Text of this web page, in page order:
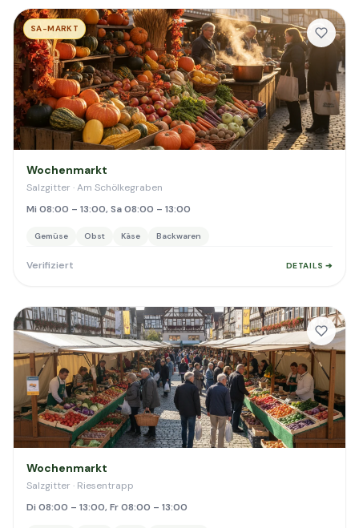
SA-MARKT
Wochenmarkt
Salzgitter · Am Schölkegraben
Mi 08:00 – 13:00, Sa 08:00 – 13:00
Gemüse Obst Käse Backwaren
Verifiziert DETAILS ➔
Wochenmarkt
Salzgitter · Riesentrapp
Di 08:00 – 13:00, Fr 08:00 – 13:00